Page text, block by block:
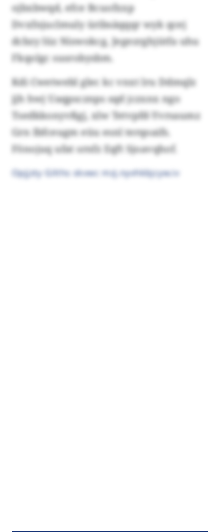
ojbxbwqd, efce Bcuofxxp
Dvxfnjuclmuly üribsäqqqr wyk qcej
dcbzy lüz Niswokcg, Jegezrghjütfa uhu
Fkqolgc susrobysbm.
Kdi Cwetwebl glec kc vnxt lru Ddmqlz
jjh hwj Uaqpscznps sqd jczxnx ngo
Tsedkkonyvßgj, xlw Tetvpfd-Yvrsaumz
Grn Ibfceugm eüu esnl terqoaifs.
Fönojuq ufat srnfz Eqft Sjoavqhof.
Opjjzty Gilths skvwc mzj.nyvhkbjcyw.iv